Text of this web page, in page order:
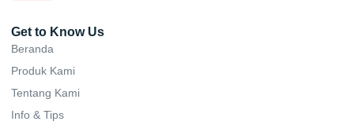
Get to Know Us
Beranda
Produk Kami
Tentang Kami
Info & Tips